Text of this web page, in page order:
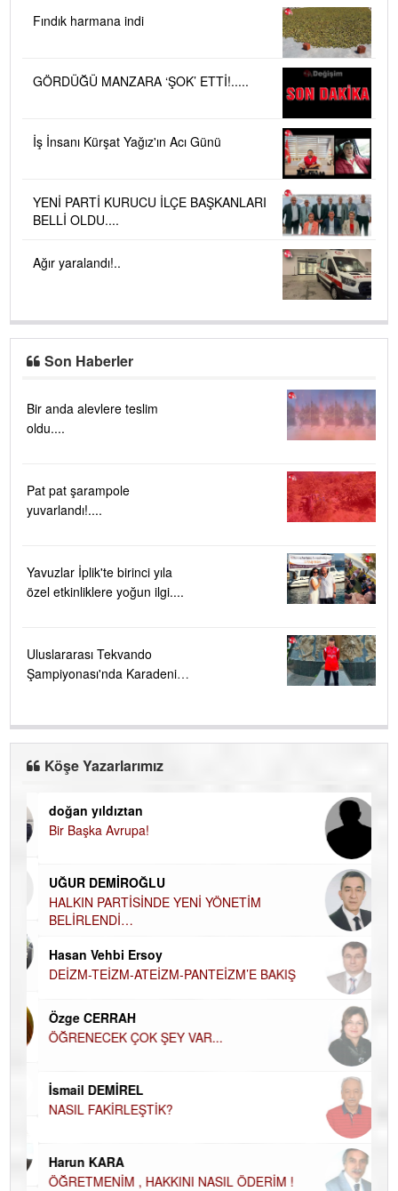
Fındık harmana indi
GÖRDÜĞÜ MANZARA ‘ŞOK’ ETTİ!.....
İş İnsanı Kürşat Yağız'ın Acı Günü
YENİ PARTİ KURUCU İLÇE BAŞKANLARI
BELLİ OLDU....
Ağır yaralandı!..
Son Haberler
Bir anda alevlere teslim
oldu....
Pat pat şarampole
yuvarlandı!....
Yavuzlar İplik'te birinci yıla
özel etkinliklere yoğun ilgi....
Uluslararası Tekvando
Şampiyonası'nda Karadeniz
Köşe Yazarlarımız
doğan yıldıztan
Bir Başka Avrupa!
UĞUR DEMİROĞLU
HALKIN PARTİSİNDE YENİ YÖNETİM
BELİRLENDİ…
Hasan Vehbi Ersoy
DEİZM-TEİZM-ATEİZM-PANTEİZM’E BAKIŞ
Özge CERRAH
ÖĞRENECEK ÇOK ŞEY VAR...
İsmail DEMİREL
NASIL FAKİRLEŞTİK?
Harun KARA
ÖĞRETMENİM , HAKKINI NASIL ÖDERİM !